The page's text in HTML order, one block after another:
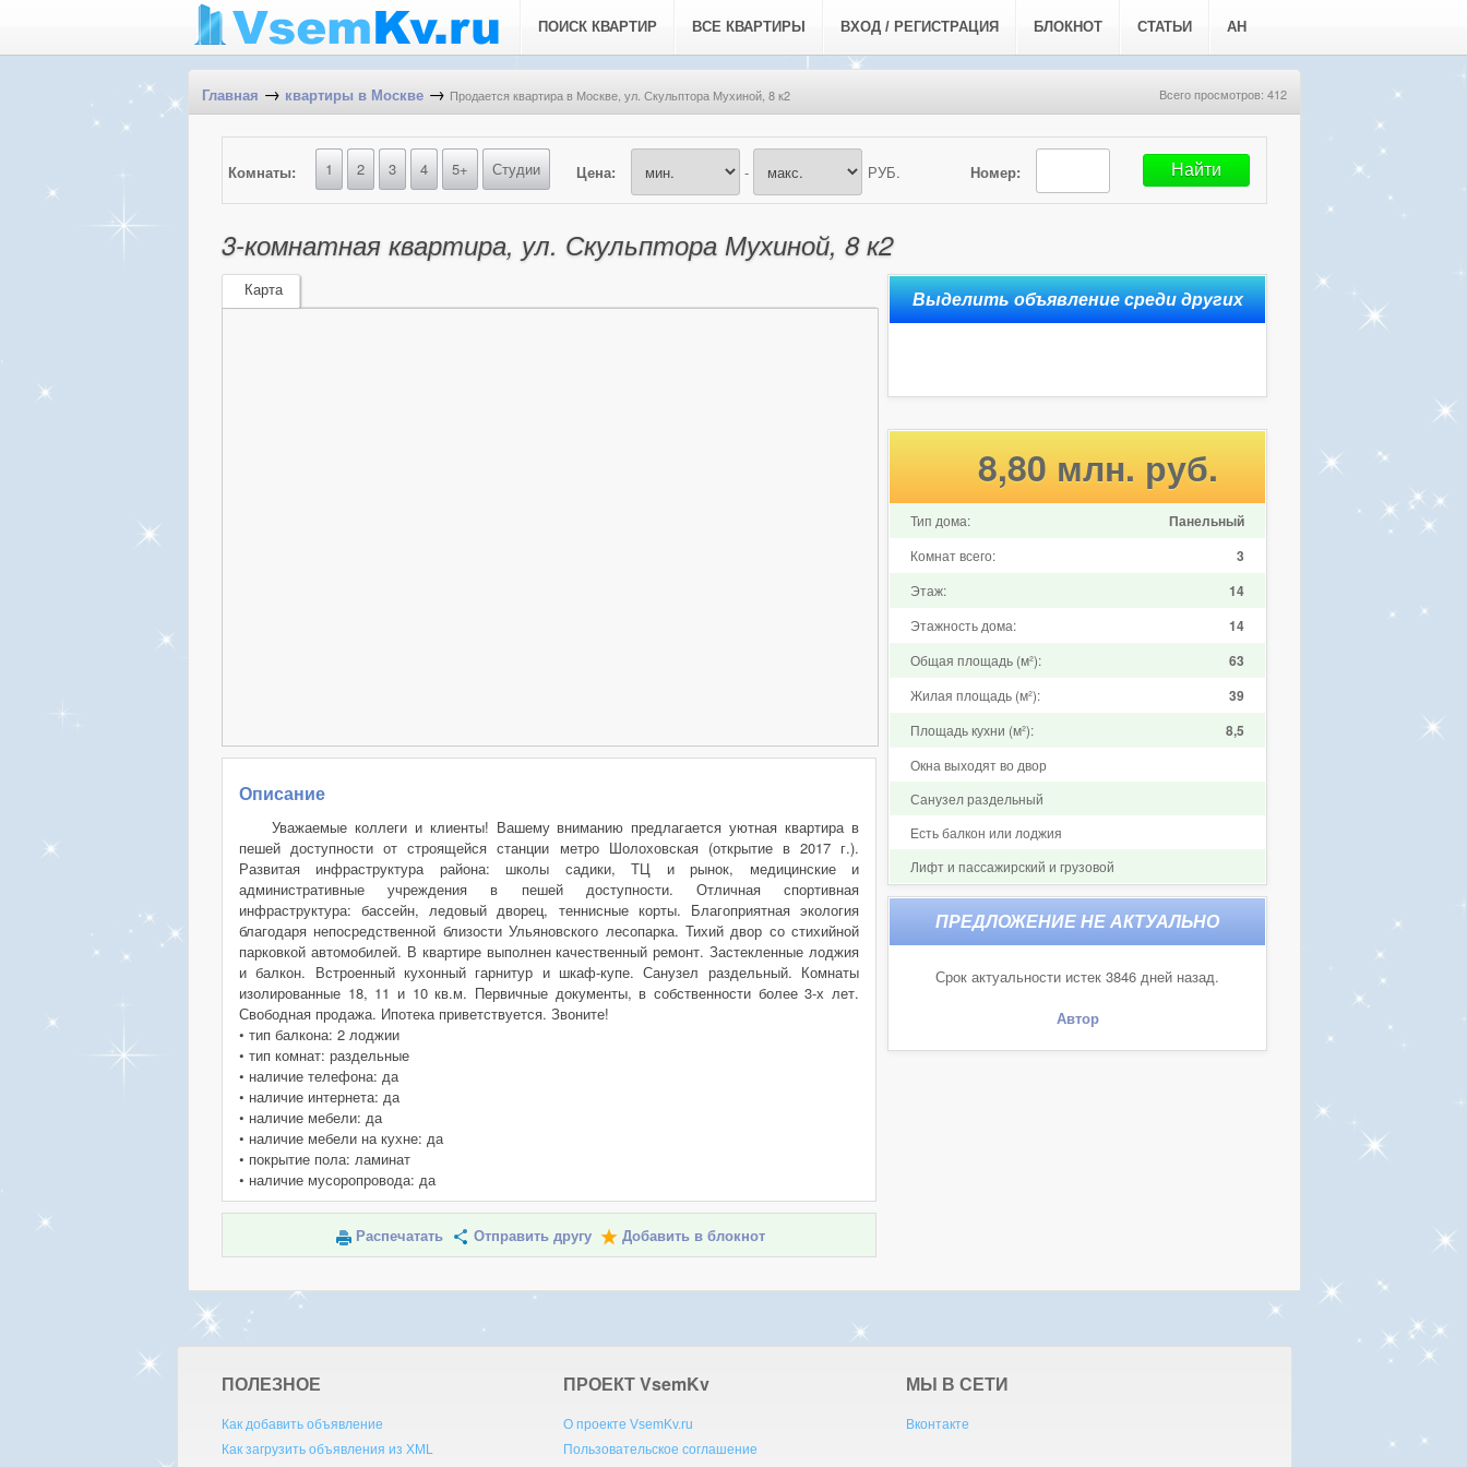
ПОИСК КВАРТИР ВСЕ КВАРТИРЫ ВХОД / РЕГИСТРАЦИЯ БЛОКНОТ СТАТЬИ АН
Главная → квартиры в Москве → Продается квартира в Москве, ул. Скульптора Мухиной, 8 к2 Всего просмотров: 412
Номер:
Комнаты: 1 2 3 4 5+ Студии Цена: - РУБ.
3-комнатная квартира, ул. Скульптора Мухиной, 8 к2
Карта
Описание
Уважаемые коллеги и клиенты! Вашему вниманию предлагается уютная квартира в
пешей доступности от строящейся станции метро Шолоховская (открытие в 2017 г.).
Развитая инфраструктура района: школы садики, ТЦ и рынок, медицинские и
административные учреждения в пешей доступности. Отличная спортивная
инфраструктура: бассейн, ледовый дворец, теннисные корты. Благоприятная экология
благодаря непосредственной близости Ульяновского лесопарка. Тихий двор со стихийной
парковкой автомобилей. В квартире выполнен качественный ремонт. Застекленные лоджия
и балкон. Встроенный кухонный гарнитур и шкаф-купе. Санузел раздельный. Комнаты
изолированные 18, 11 и 10 кв.м. Первичные документы, в собственности более 3-х лет.
Свободная продажа. Ипотека приветствуется. Звоните!
• тип балкона: 2 лоджии
• тип комнат: раздельные
• наличие телефона: да
• наличие интернета: да
• наличие мебели: да
• наличие мебели на кухне: да
• покрытие пола: ламинат
• наличие мусоропровода: да
Распечатать Отправить другу Добавить в блокнот
8,80 млн. руб.
Тип дома: Панельный
Комнат всего: 3
Этаж: 14
Этажность дома: 14
Общая площадь (м²): 63
Жилая площадь (м²): 39
Площадь кухни (м²): 8,5
Окна выходят во двор
Санузел раздельный
Есть балкон или лоджия
Лифт и пассажирский и грузовой
Срок актуальности истек 3846 дней назад.
Автор
ПОЛЕЗНОЕ
Как добавить объявление
Как загрузить объявления из XML
ПРОЕКТ VsemKv
О проекте VsemKv.ru
Пользовательское соглашение
МЫ В СЕТИ
Вконтакте